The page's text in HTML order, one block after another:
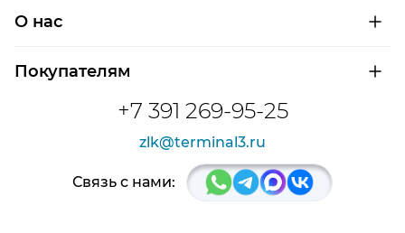
+7 391 269-95-25
zlk@terminal3.ru
О нас
Сертификаты на продукцию
Покупателям
Доставка и оплата
Расшифровка маркировки подшипников
Связь с нами: